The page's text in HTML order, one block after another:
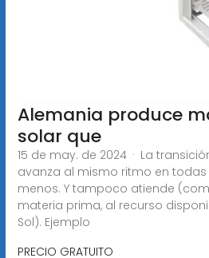
Alemania produce
solar que
15 de may. de 2024 · La
avanza al mismo ritmo en todas
menos. Y tampoco atiende
materia prima, al recurso
Sol). Ejemplo
PRECIO GRATUITO